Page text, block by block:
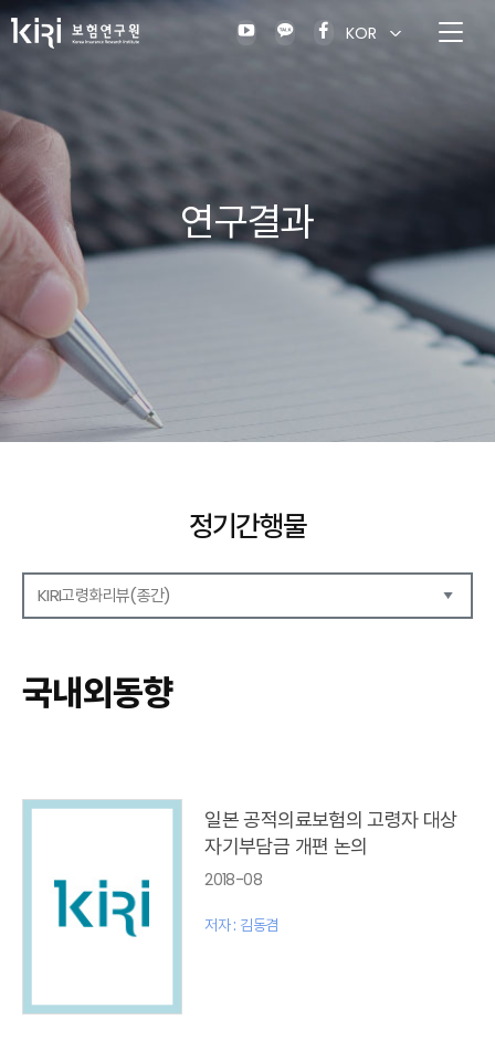
KOR
연구결과
정기간행물
KIRI고령화리뷰(종간)
보험금융연구
KIRI 리포트
이슈 분석(종간)
해외 학술연구 분석(종간)
특별기고(종간)
고령화리뷰 모음집(종간)
테마진단(종간)
최신보험정보
국내외동향
일본 공적의료보험의 고령자 대상
자기부담금 개편 논의
2018-08
저자 : 김동겸